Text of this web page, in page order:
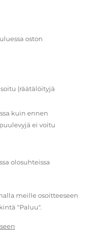
oston
(räätälöityjä
kuin ennen
ei voitu
olosuhteissa
meille osoitteeseen
"Paluu".